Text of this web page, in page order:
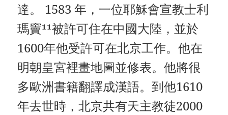
達。 1583 年，一位耶穌會宣教士利
瑪竇¹¹被許可住在中國大陸，並於
1600年他受許可在北京工作。他在
明朝皇宮裡畫地圖並修表。他將很
多歐洲書籍翻譯成漢語。到他1610
年去世時，北京共有天主教徒2000